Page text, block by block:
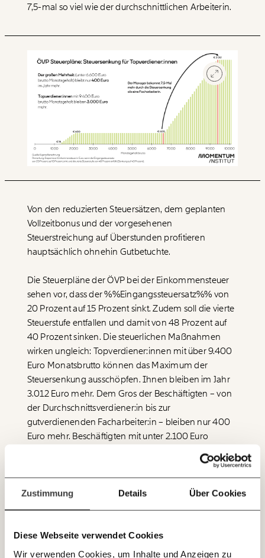
Zustimmung Details Über Cookies
Diese Webseite verwendet Cookies
Wir verwenden Cookies, um Inhalte und Anzeigen zu
JETZT
Veränderung
beginnt mit Dir!
WerdeFördermitgliedund wir können gemeinsam
unsere Wirtschaft so gestalten, dass sie für alle
funktioniert. Unsere Recherchen sind für alle frei im
Netz. Unabhängig und werbefrei. Und das wird auch
so bleiben. Kämpf’ mit uns für den Fortschritt und
unterstütze uns mit Deinem Mitgliedsbeitrag.
Du überweist lieber direkt?
Hier unsere IBAN: AT34 4300 0498 0007 6017
Fragen und Antworten.
Immer auf dem
mit unseren gratis
E-Mail-Newslettern!
7,5-mal so viel wie der durchschnittlichen Arbeiterin.
Von den reduzierten Steuersätzen, dem geplanten
Vollzeitbonus und der vorgesehenen
Steuerstreichung auf Überstunden profitieren
hauptsächlich ohnehin Gutbetuchte.
Die Steuerpläne der ÖVP bei der Einkommensteuer
sehen vor, dass der %%Eingangssteuersatz%% von
20 Prozent auf 15 Prozent sinkt. Zudem soll die vierte
Steuerstufe entfallen und damit von 48 Prozent auf
40 Prozent sinken. Die steuerlichen Maßnahmen
wirken ungleich: Topverdiener:innen mit über 9.400
Euro Monatsbrutto können das Maximum der
Steuersenkung ausschöpfen. Ihnen bleiben im Jahr
3.012 Euro mehr. Dem Gros der Beschäftigten – von
der Durchschnittsverdiener:in bis zur
gutverdienenden Facharbeiter:in – bleiben nur 400
Euro mehr. Beschäftigten mit unter 2.100 Euro
Monatsbrutto bleibt weniger als 400 Euro im Jahr
zusätzlich. Teilzeitbeschäftigte mit unter oder knapp
über 1000 Euro erhalten gar keine Steuersenkung.
Für die Gesellschaft ist jede Reinigungskraft im
Krankenhaus wichtiger als etwa ein Steuerberater. In
umgekehrt.